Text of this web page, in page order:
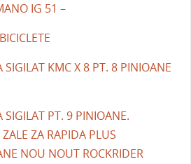
IG 51 –
SIGILAT KMC X 8 PT. 8 PINIOANE
SIGILAT PT. 9 PINIOANE.
ZA RAPIDA PLUS
NOU NOUT ROCKRIDER